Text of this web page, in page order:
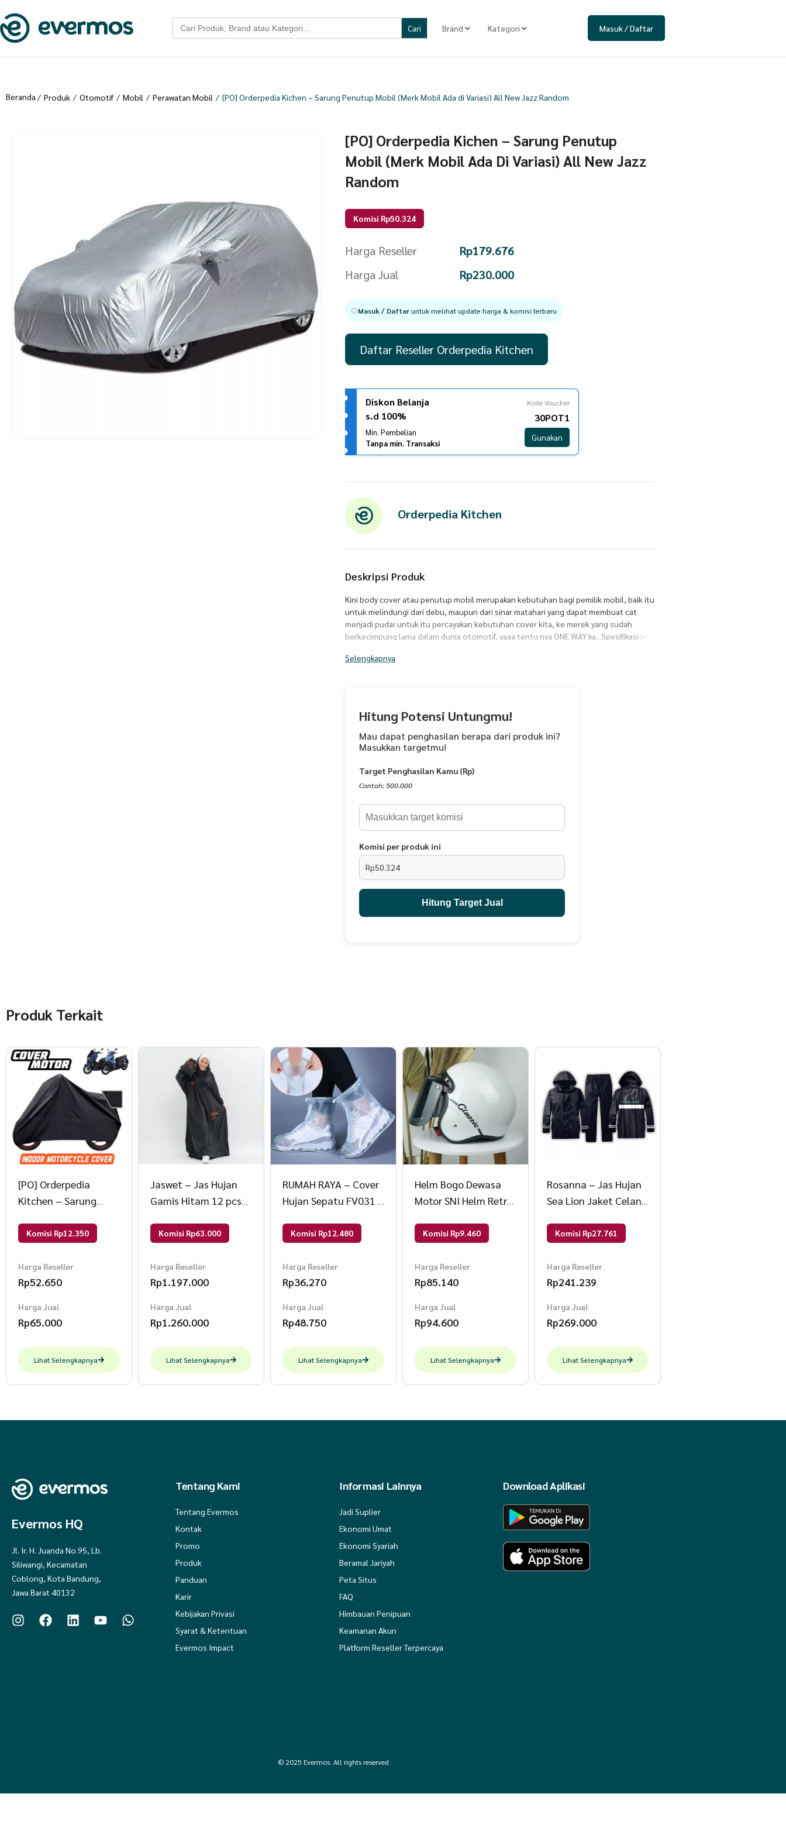
Search
for: Brand Kategori Masuk / Daftar
Beranda / Produk / Otomotif / Mobil / Perawatan Mobil / [PO] Orderpedia Kichen – Sarung Penutup Mobil (Merk Mobil Ada di Variasi) All New Jazz Random
[PO] Orderpedia Kichen – Sarung Penutup
Mobil (Merk Mobil Ada Di Variasi) All New Jazz
Random
Komisi Rp50.324
Harga Reseller Rp179.676
Harga Jual
Rp230.000
Masuk / Daftaruntuk melihat update harga & komisi terbaru
Daftar Reseller Orderpedia Kitchen
Diskon Belanja
s.d 100%
Min. Pembelian
Tanpa min. Transaksi
Kode Voucher
30POT1
Gunakan
Orderpedia Kitchen
Deskripsi Produk
Kini body cover atau penutup mobil merupakan kebutuhan bagi pemilik mobil, baik itu
untuk melindungi dari debu, maupun dari sinar matahari yang dapat membuat cat
menjadi pudar.untuk itu percayakan kebutuhan cover kita, ke merek yang sudah
berkecimpung lama dalam dunia otomotif, yaaa tentu nya ONE WAY ka...Spesifikasi :-
setiap lekukan mobil- Dijahit Rapih- Waterproof dan Proteksi Sinar U.V Matahari440
Selengkapnya
Hitung Potensi Untungmu!
Mau dapat penghasilan berapa dari produk ini?
Masukkan targetmu!
Target Penghasilan Kamu (Rp)
Contoh: 500.000
Komisi per produk ini
Rp50.324
Hitung Target Jual
Produk Terkait
[PO] Orderpedia
Kitchen – Sarung
Bebek Serbaguna
Komisi Rp12.350
Harga Reseller
Rp52.650
Harga Jual
Rp65.000
Lihat Selengkapnya
Jaswet – Jas Hujan
Gamis Hitam 12 pcs
Komisi Rp63.000
Harga Reseller
Rp1.197.000
Harga Jual
Rp1.260.000
Lihat Selengkapnya
RUMAH RAYA – Cover
Hujan Sepatu FV031 L
Komisi Rp12.480
Harga Reseller
Rp36.270
Harga Jual
Rp48.750
Lihat Selengkapnya
Helm Bogo Dewasa
Motor SNI Helm Retro
Cembung Hitam
Komisi Rp9.460
Harga Reseller
Rp85.140
Harga Jual
Rp94.600
Lihat Selengkapnya
Rosanna – Jas Hujan
Sea Lion Jaket Celana
Komisi Rp27.761
Harga Reseller
Rp241.239
Harga Jual
Rp269.000
Lihat Selengkapnya
Evermos HQ
Jl. Ir. H. Juanda No.95, Lb.
Siliwangi, Kecamatan
Coblong, Kota Bandung,
Jawa Barat 40132
Tentang Kami
Tentang Evermos
Kontak
Promo
Produk
Panduan
Karir
Kebijakan Privasi
Syarat & Ketentuan
Evermos Impact
Informasi Lainnya
Jadi Suplier
Ekonomi Umat
Ekonomi Syariah
Beramal Jariyah
Peta Situs
FAQ
Himbauan Penipuan
Keamanan Akun
Platform Reseller Terpercaya
Download Aplikasi
© 2025 Evermos. All rights reserved